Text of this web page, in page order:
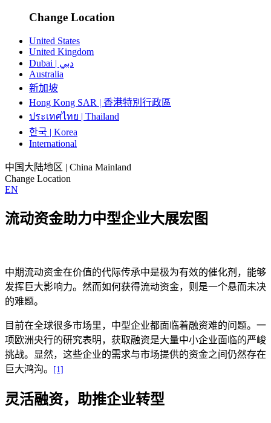
Change Location
United States
United Kingdom
Dubai | دبي
Australia
新加坡
Hong Kong SAR | 香港特別行政區
ประเทศไทย | Thailand
한국 | Korea
International
中国大陆地区 | China Mainland
Change Location
EN
流动资金助力中型企业大展宏图
中期流动资金在价值的代际传承中是极为有效的催化剂，能够
发挥巨大影响力。然而如何获得流动资金，则是一个悬而未决
的难题。
目前在全球很多市场里，中型企业都面临着融资难的问题。一
项欧洲央行的研究表明，获取融资是大量中小企业面临的严峻
挑战。显然，这些企业的需求与市场提供的资金之间仍然存在
巨大鸿沟。
[1]
灵活融资，助推企业转型